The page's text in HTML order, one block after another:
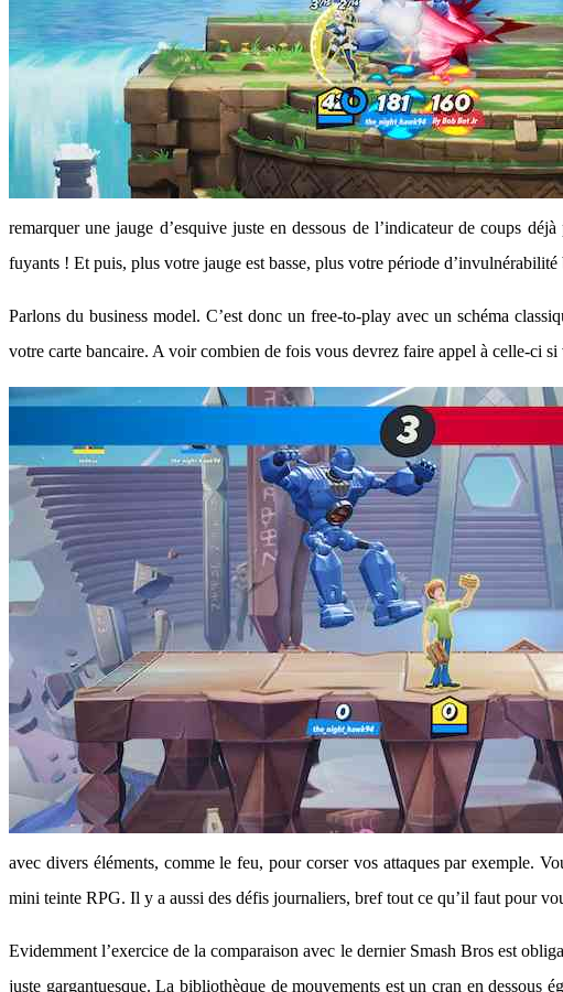
remarquer une jauge d’esquive juste en dessous de l’indicateur de coups
fuyants ! Et puis, plus votre jauge est basse, plus votre période
Parlons du business model. C’est donc un free-to-play avec un schéma
votre carte bancaire. A voir combien de fois vous devrez faire appel à celle-ci
avec divers éléments, comme le feu, pour corser vos attaques par exemple.
mini teinte RPG. Il y a aussi des défis journaliers, bref tout ce qu’il faut pour
Evidemment l’exercice de la comparaison avec le dernier Smash Bros est
juste gargantuesque. La bibliothèque de mouvements est un cran en